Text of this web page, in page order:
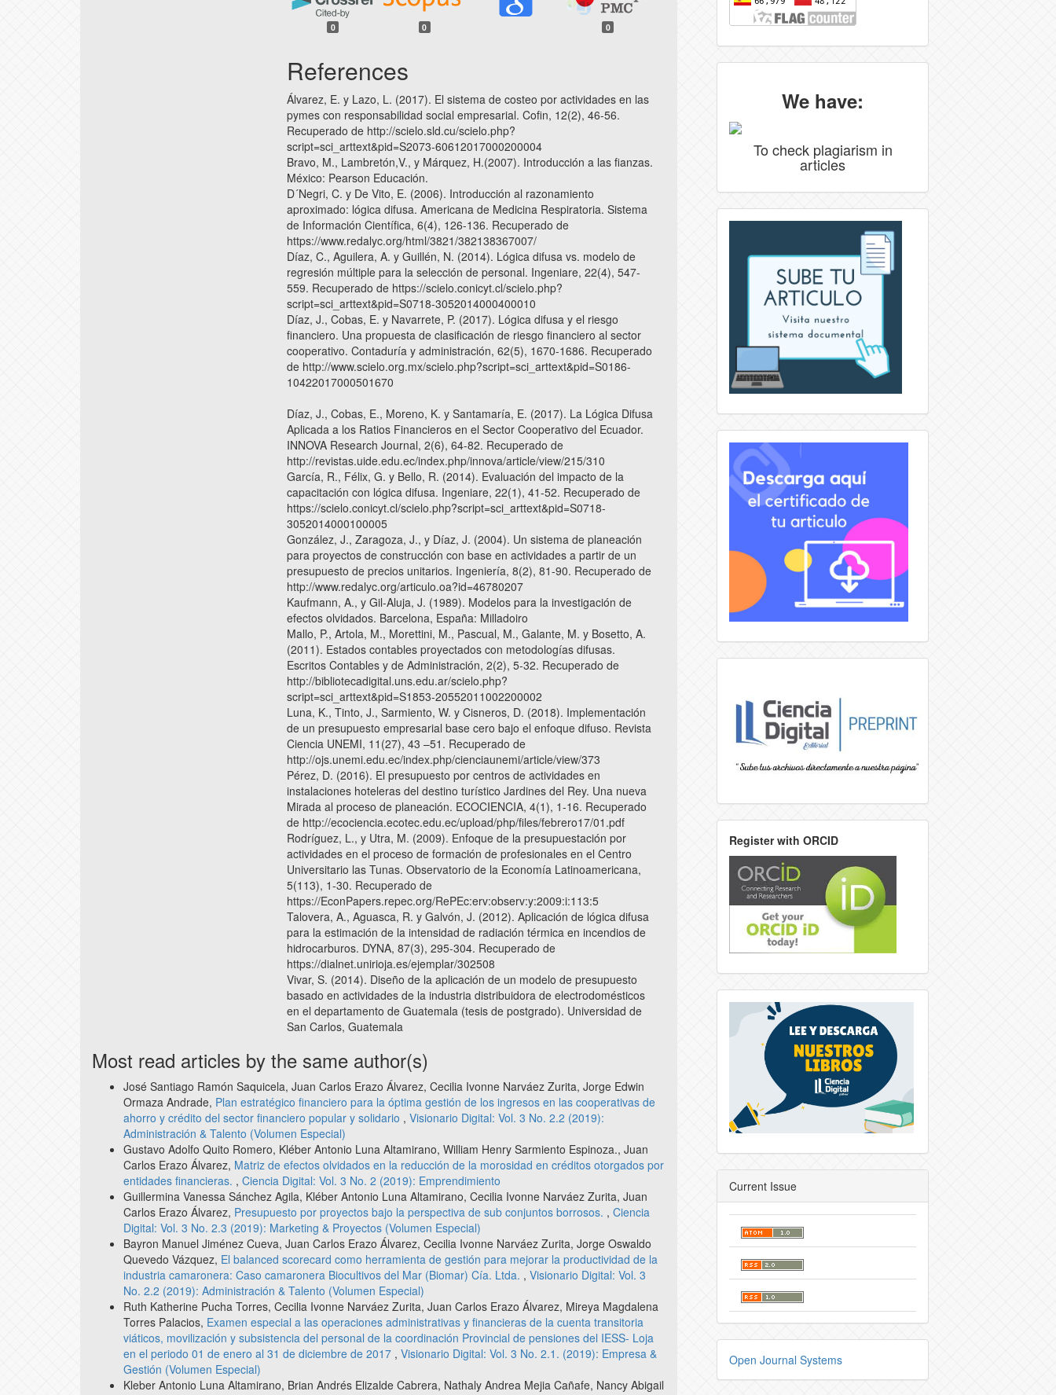
0 0 0
References
Álvarez, E. y Lazo, L. (2017). El sistema de costeo por actividades en las
pymes con responsabilidad social empresarial. Cofin, 12(2), 46-56.
Recuperado de http://scielo.sld.cu/scielo.php?
script=sci_arttext&pid=S2073-60612017000200004
Bravo, M., Lambretón,V., y Márquez, H.(2007). Introducción a las fianzas.
México: Pearson Educación.
D´Negri, C. y De Vito, E. (2006). Introducción al razonamiento
aproximado: lógica difusa. Americana de Medicina Respiratoria. Sistema
de Información Científica, 6(4), 126-136. Recuperado de
https://www.redalyc.org/html/3821/382138367007/
Díaz, C., Aguilera, A. y Guillén, N. (2014). Lógica difusa vs. modelo de
regresión múltiple para la selección de personal. Ingeniare, 22(4), 547-
559. Recuperado de https://scielo.conicyt.cl/scielo.php?
script=sci_arttext&pid=S0718-3052014000400010
Díaz, J., Cobas, E. y Navarrete, P. (2017). Lógica difusa y el riesgo
financiero. Una propuesta de clasificación de riesgo financiero al sector
cooperativo. Contaduría y administración, 62(5), 1670-1686. Recuperado
de http://www.scielo.org.mx/scielo.php?script=sci_arttext&pid=S0186-
10422017000501670
Díaz, J., Cobas, E., Moreno, K. y Santamaría, E. (2017). La Lógica Difusa
Aplicada a los Ratios Financieros en el Sector Cooperativo del Ecuador.
INNOVA Research Journal, 2(6), 64-82. Recuperado de
http://revistas.uide.edu.ec/index.php/innova/article/view/215/310
García, R., Félix, G. y Bello, R. (2014). Evaluación del impacto de la
capacitación con lógica difusa. Ingeniare, 22(1), 41-52. Recuperado de
https://scielo.conicyt.cl/scielo.php?script=sci_arttext&pid=S0718-
3052014000100005
González, J., Zaragoza, J., y Díaz, J. (2004). Un sistema de planeación
para proyectos de construcción con base en actividades a partir de un
presupuesto de precios unitarios. Ingeniería, 8(2), 81-90. Recuperado de
http://www.redalyc.org/articulo.oa?id=46780207
Kaufmann, A., y Gil-Aluja, J. (1989). Modelos para la investigación de
efectos olvidados. Barcelona, España: Milladoiro
Mallo, P., Artola, M., Morettini, M., Pascual, M., Galante, M. y Bosetto, A.
(2011). Estados contables proyectados con metodologías difusas.
Escritos Contables y de Administración, 2(2), 5-32. Recuperado de
http://bibliotecadigital.uns.edu.ar/scielo.php?
script=sci_arttext&pid=S1853-20552011002200002
Luna, K., Tinto, J., Sarmiento, W. y Cisneros, D. (2018). Implementación
de un presupuesto empresarial base cero bajo el enfoque difuso. Revista
Ciencia UNEMI, 11(27), 43 –51. Recuperado de
http://ojs.unemi.edu.ec/index.php/cienciaunemi/article/view/373
Pérez, D. (2016). El presupuesto por centros de actividades en
instalaciones hoteleras del destino turístico Jardines del Rey. Una nueva
Mirada al proceso de planeación. ECOCIENCIA, 4(1), 1-16. Recuperado
de http://ecociencia.ecotec.edu.ec/upload/php/files/febrero17/01.pdf
Rodríguez, L., y Utra, M. (2009). Enfoque de la presupuestación por
actividades en el proceso de formación de profesionales en el Centro
Universitario las Tunas. Observatorio de la Economía Latinoamericana,
5(113), 1-30. Recuperado de
https://EconPapers.repec.org/RePEc:erv:observ:y:2009:i:113:5
Talovera, A., Aguasca, R. y Galvón, J. (2012). Aplicación de lógica difusa
para la estimación de la intensidad de radiación térmica en incendios de
hidrocarburos. DYNA, 87(3), 295-304. Recuperado de
https://dialnet.unirioja.es/ejemplar/302508
Vivar, S. (2014). Diseño de la aplicación de un modelo de presupuesto
basado en actividades de la industria distribuidora de electrodomésticos
en el departamento de Guatemala (tesis de postgrado). Universidad de
San Carlos, Guatemala
Most read articles by the same author(s)
José Santiago Ramón Saquicela, Juan Carlos Erazo Álvarez, Cecilia Ivonne Narváez Zurita, Jorge Edwin
Ormaza Andrade, Plan estratégico financiero para la óptima gestión de los ingresos en las cooperativas de
ahorro y crédito del sector financiero popular y solidario , Visionario Digital: Vol. 3 No. 2.2 (2019):
Administración & Talento (Volumen Especial)
Gustavo Adolfo Quito Romero, Kléber Antonio Luna Altamirano, William Henry Sarmiento Espinoza., Juan
Carlos Erazo Álvarez, Matriz de efectos olvidados en la reducción de la morosidad en créditos otorgados por
entidades financieras. , Ciencia Digital: Vol. 3 No. 2 (2019): Emprendimiento
Guillermina Vanessa Sánchez Agila, Kléber Antonio Luna Altamirano, Cecilia Ivonne Narváez Zurita, Juan
Carlos Erazo Álvarez, Presupuesto por proyectos bajo la perspectiva de sub conjuntos borrosos. , Ciencia
Digital: Vol. 3 No. 2.3 (2019): Marketing & Proyectos (Volumen Especial)
Bayron Manuel Jiménez Cueva, Juan Carlos Erazo Álvarez, Cecilia Ivonne Narváez Zurita, Jorge Oswaldo
Quevedo Vázquez, El balanced scorecard como herramienta de gestión para mejorar la productividad de la
industria camaronera: Caso camaronera Biocultivos del Mar (Biomar) Cía. Ltda. , Visionario Digital: Vol. 3
No. 2.2 (2019): Administración & Talento (Volumen Especial)
Ruth Katherine Pucha Torres, Cecilia Ivonne Narváez Zurita, Juan Carlos Erazo Álvarez, Mireya Magdalena
Torres Palacios, Examen especial a las operaciones administrativas y financieras de la cuenta transitoria
viáticos, movilización y subsistencia del personal de la coordinación Provincial de pensiones del IESS- Loja
en el periodo 01 de enero al 31 de diciembre de 2017 , Visionario Digital: Vol. 3 No. 2.1. (2019): Empresa &
Gestión (Volumen Especial)
Kleber Antonio Luna Altamirano, Brian Andrés Elizalde Cabrera, Nathaly Andrea Mejia Cañafe, Nancy Abigail
We have:
To check plagiarism in
articles
Register with ORCID
Current Issue
Open Journal Systems